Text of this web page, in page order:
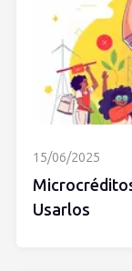
15/06/2025
Usarlos